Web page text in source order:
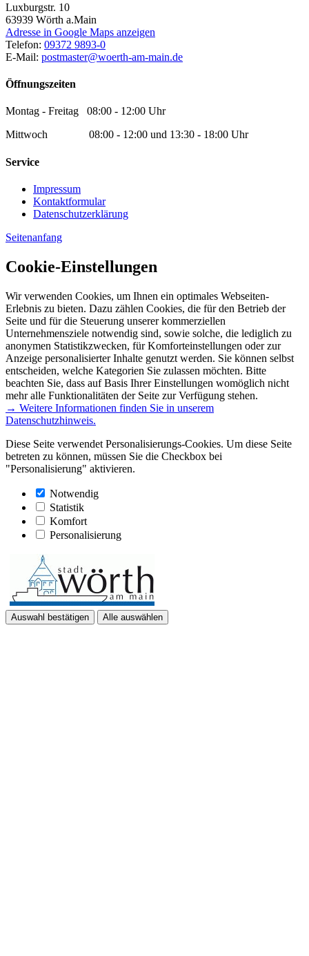
Luxburgstr. 10
63939 Wörth a.Main
Adresse in Google Maps anzeigen
Telefon: 09372 9893-0
E-Mail: postmaster@woerth-am-main.de
Öffnungszeiten
Montag - Freitag 08:00 - 12:00 Uhr
Mittwoch 08:00 - 12:00 und 13:30 - 18:00 Uhr
Service
Impressum
Kontaktformular
Datenschutzerklärung
Seitenanfang
Cookie-Einstellungen
Wir verwenden Cookies, um Ihnen ein optimales Webseiten-
Erlebnis zu bieten. Dazu zählen Cookies, die für den Betrieb der
Seite und für die Steuerung unserer kommerziellen
Unternehmensziele notwendig sind, sowie solche, die lediglich zu
anonymen Statistikzwecken, für Komforteinstellungen oder zur
Anzeige personalisierter Inhalte genutzt werden. Sie können selbst
entscheiden, welche Kategorien Sie zulassen möchten. Bitte
beachten Sie, dass auf Basis Ihrer Einstellungen womöglich nicht
mehr alle Funktionalitäten der Seite zur Verfügung stehen.
→ Weitere Informationen finden Sie in unserem
Datenschutzhinweis.
Diese Seite verwendet Personalisierungs-Cookies. Um diese Seite
betreten zu können, müssen Sie die Checkbox bei
"Personalisierung" aktivieren.
Notwendig
Statistik
Komfort
Personalisierung
Auswahl bestätigen Alle auswählen